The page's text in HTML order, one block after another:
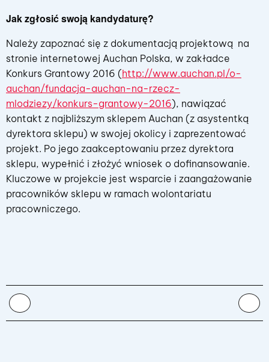
Jak zgłosić swoją kandydaturę?
Należy zapoznać się z dokumentacją projektową na
stronie internetowej Auchan Polska, w zakładce
Konkurs Grantowy 2016 (http://www.auchan.pl/o-
auchan/fundacja-auchan-na-rzecz-
mlodziezy/konkurs-grantowy-2016), nawiązać
kontakt z najbliższym sklepem Auchan (z asystentką
dyrektora sklepu) w swojej okolicy i zaprezentować
projekt. Po jego zaakceptowaniu przez dyrektora
sklepu, wypełnić i złożyć wniosek o dofinansowanie.
Kluczowe w projekcie jest wsparcie i zaangażowanie
pracowników sklepu w ramach wolontariatu
pracowniczego.